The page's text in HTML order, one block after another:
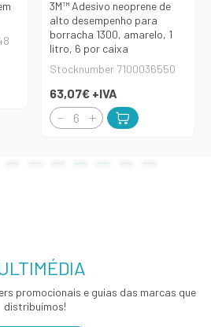
3M™ Adesivo neoprene de
alto desempenho para
borracha 1300, amarelo, 1
litro, 6 por caixa
Stocknumber 7100036550
63,07€ +IVA
promocionais e guias das marcas que
distribuímos!